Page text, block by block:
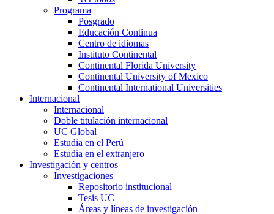
Programa
Posgrado
Educación Continua
Centro de idiomas
Instituto Continental
Continental Florida University
Continental University of Mexico
Continental International Universities
Internacional
Internacional
Doble titulación internacional
UC Global
Estudia en el Perú
Estudia en el extranjero
Investigación y centros
Investigaciones
Repositorio institucional
Tesis UC
Áreas y líneas de investigación